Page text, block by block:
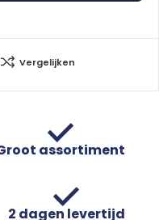
Vergelijken
assortiment
2 dagen levertijd